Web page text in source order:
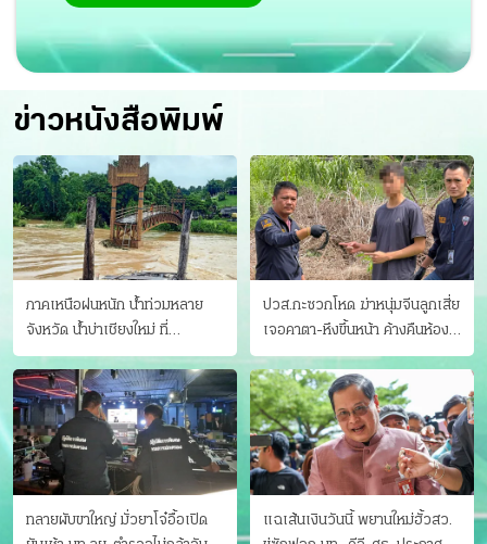
ข่าวหนังสือพิมพ์
ภาคเหนือฝนหนัก น้ำท่วมหลาย
จังหวัด นํ้าบ่าเชียงใหม่ ที่
แม่ฮ่องสอน ซัดสะพานขาด
ปวส.กะซวกโหด ฆ่าหนุ่มจีนลูกเสี่ย
เจอคาตา-หึงขึ้นหน้า ค้างคืนห้อง
แฟนสาว
ทลายผับขาใหญ่ มั่วยาโจ๋อื้อเปิด
แฉเส้นเงินวันนี้ พยานใหม่ฮั้วสว.